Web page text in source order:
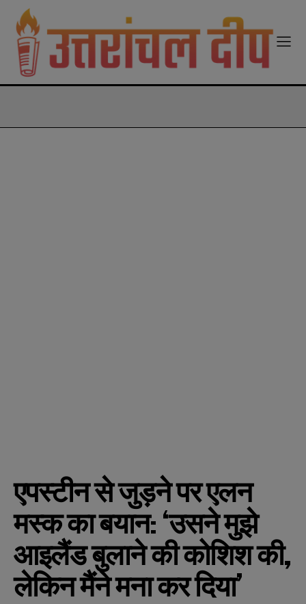
एपस्टीन से जुड़ने पर एलन
मस्क का बयान: ‘उसने मुझे
आइलैंड बुलाने की कोशिश की,
लेकिन मैंने मना कर दिया’